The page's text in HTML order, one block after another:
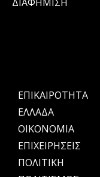
ΕΠΙΚΑΙΡΟΤΗΤΑ
ΕΛΛΑΔΑ
OIKONOMIA
ΕΠΙΧΕΙΡΗΣΕΙΣ
ΠΟΛΙΤΙΚΗ